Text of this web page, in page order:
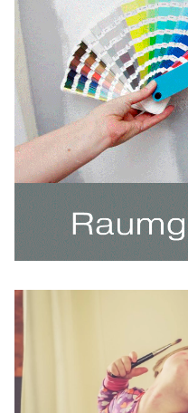
Maßnahmen, um den
gestalten.